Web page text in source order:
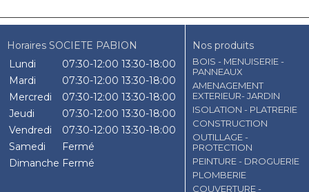
Horaires SOCIETE PABION
Lundi
07:30-12:00 13:30-18:00
Mardi
07:30-12:00 13:30-18:00
Mercredi
07:30-12:00 13:30-18:00
Jeudi
07:30-12:00 13:30-18:00
Vendredi
07:30-12:00 13:30-18:00
Samedi
Fermé
Dimanche Fermé
Nos produits
BOIS - MENUISERIE -
PANNEAUX
AMENAGEMENT
EXTERIEUR- JARDIN
ISOLATION - PLATRERIE
CONSTRUCTION
OUTILLAGE -
PROTECTION
PEINTURE - DROGUERIE
PLOMBERIE
COUVERTURE -